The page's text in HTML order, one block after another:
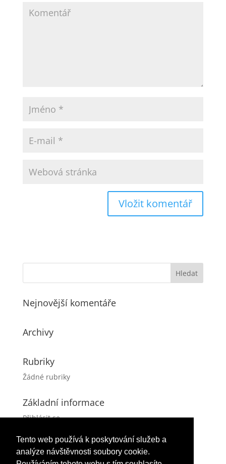
Tento web používá k poskytování služeb a
analýze návštěvnosti soubory cookie.
Nejnovější komentáře
Archivy
Rubriky
Žádné rubriky
Základní informace
Přihlásit se
Kanál komentářů